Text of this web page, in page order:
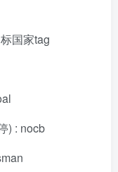
国家tag
) : nocb